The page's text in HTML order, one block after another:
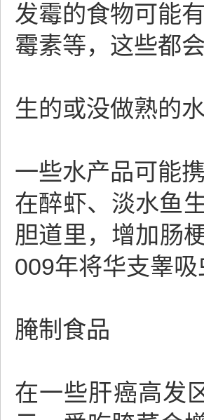
发霉的食物可能
霉素等，这些都
生的或没做熟的
一些水产品可能
在醉虾、淡水鱼
胆道里，增加肠
009年将华支睾
腌制食品
在一些肝癌高发